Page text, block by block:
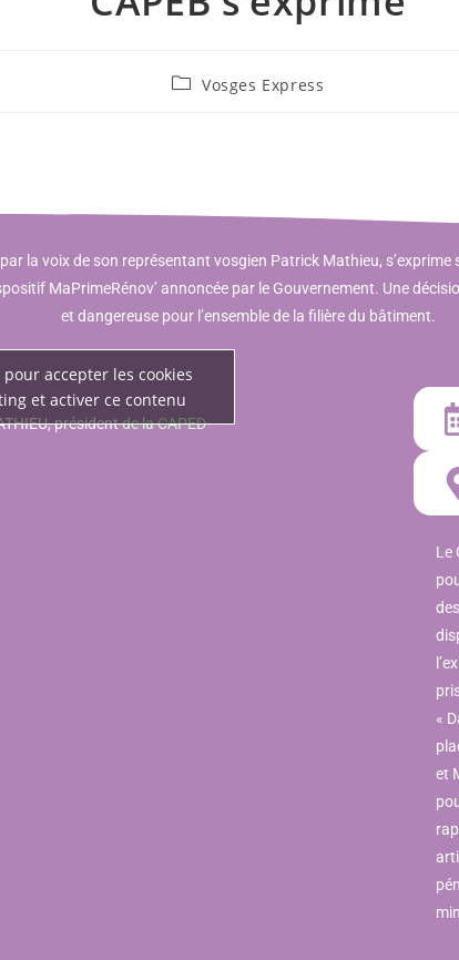
Vosges Express
par la voix de son représentant vosgien Patrick Mathieu, s’exprime
MaPrimeRénov’ annoncée par le Gouvernement. Une
et dangereuse pour l’ensemble de la filière du bâtiment.
pour accepter les cookies
et activer ce contenu
présidentde la CAPED
Le
«
et